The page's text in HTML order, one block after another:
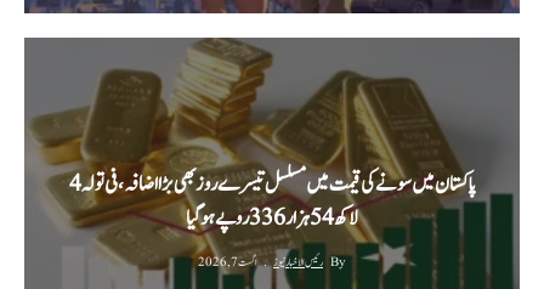
پاکستان میں سونے کی قیمت میں مسلسل تیسرے روز بھی بڑا اضافہ، فی تولہ 4
لاکھ 54 ہزار 336 روپے ہوگیا
By رئیس الاخبار نیوز اگست 7, 2026